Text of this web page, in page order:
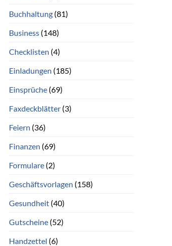
Buchhaltung(81)
Business(148)
Checklisten (4)
Einladungen (185)
Einsprüche(69)
Faxdeckblätter(3)
Feiern (36)
Finanzen (69)
Formulare(2)
Geschäftsvorlagen (158)
Gesundheit(40)
Gutscheine(52)
Handzettel (6)